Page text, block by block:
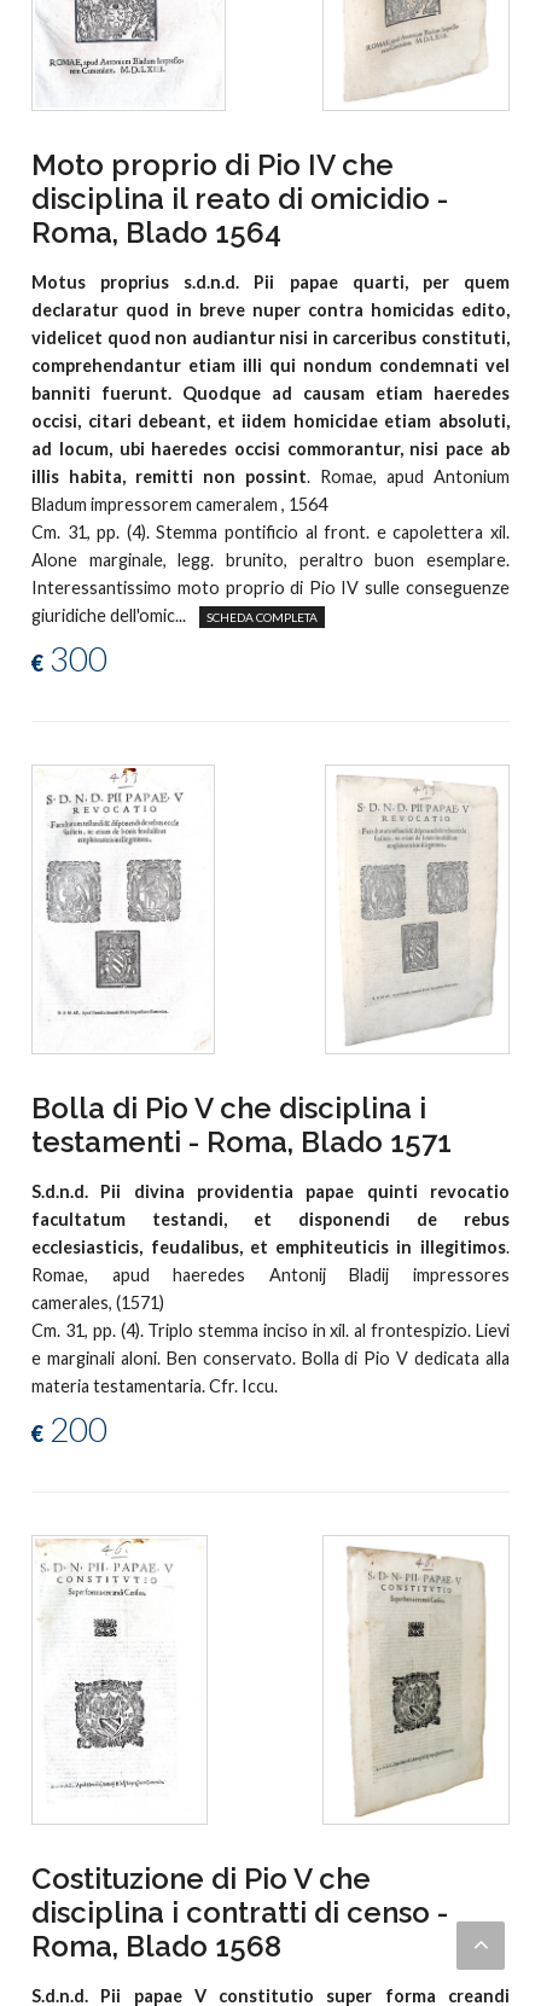
Moto proprio di Pio IV che
disciplina il reato di omicidio -
Roma, Blado 1564
Motus proprius s.d.n.d. Pii papae quarti, per quem
declaratur quod in breve nuper contra homicidas edito,
videlicet quod non audiantur nisi in carceribus constituti,
comprehendantur etiam illi qui nondum condemnati vel
banniti fuerunt. Quodque ad causam etiam haeredes
occisi, citari debeant, et iidem homicidae etiam absoluti,
ad locum, ubi haeredes occisi commorantur, nisi pace ab
illis habita, remitti non possint. Romae, apud Antonium
Bladum impressorem cameralem , 1564
Cm. 31, pp. (4). Stemma pontificio al front. e capolettera xil.
Alone marginale, legg. brunito, peraltro buon esemplare.
Interessantissimo moto proprio di Pio IV sulle conseguenze
giuridiche dell'omic...
SCHEDA COMPLETA
€ 300
Bolla di Pio V che disciplina i
testamenti - Roma, Blado 1571
S.d.n.d. Pii divina providentia papae quinti revocatio
facultatum testandi, et disponendi de rebus
ecclesiasticis, feudalibus, et emphiteuticis in illegitimos.
Romae, apud haeredes Antonij Bladij impressores
camerales, (1571)
Cm. 31, pp. (4). Triplo stemma inciso in xil. al frontespizio. Lievi
e marginali aloni. Ben conservato. Bolla di Pio V dedicata alla
materia testamentaria. Cfr. Iccu.
€ 200
Costituzione di Pio V che
disciplina i contratti di censo -
Roma, Blado 1568
S.d.n.d. Pii papae V constitutio super forma creandi